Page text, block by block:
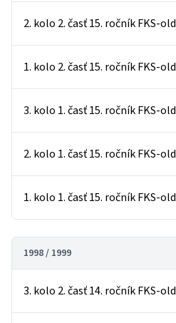
2. kolo 2. časť 15. ročník FKS-old
1. kolo 2. časť 15. ročník FKS-old
3. kolo 1. časť 15. ročník FKS-old
2. kolo 1. časť 15. ročník FKS-old
1. kolo 1. časť 15. ročník FKS-old
1998 / 1999
3. kolo 2. časť 14. ročník FKS-old